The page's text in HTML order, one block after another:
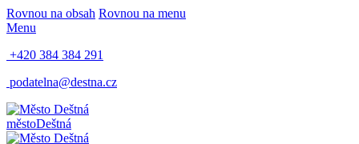
Rovnou na obsah Rovnou na menu
Menu
+420 384 384 291
podatelna@destna.cz
městoDeštná